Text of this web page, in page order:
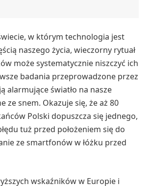
w którym technologia jest
naszego życia, wieczorny rytuał
może systematycznie niszczyć ich
badania przeprowadzone przez
alarmujące światło na nasze
ze snem. Okazuje się, że aż 80
Polski dopuszcza się jednego,
tuż przed położeniem się do
ze smartfonów w łóżku przed
wskaźników w Europie i